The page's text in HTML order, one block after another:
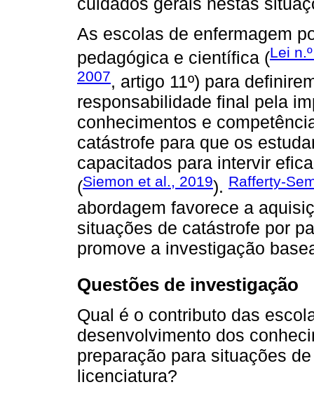
As escolas de enfermagem
pedagógica e científica (Lei
2007, artigo 11º) para
responsabilidade final pela
conhecimentos e
catástrofe para que os
capacitados para intervir
(Siemon et al., 2019). Rafferty-
abordagem favorece a
situações de catástrofe por
promove a investigação
Questões de investigação
Qual é o contributo das
desenvolvimento dos
preparação para situações
licenciatura?